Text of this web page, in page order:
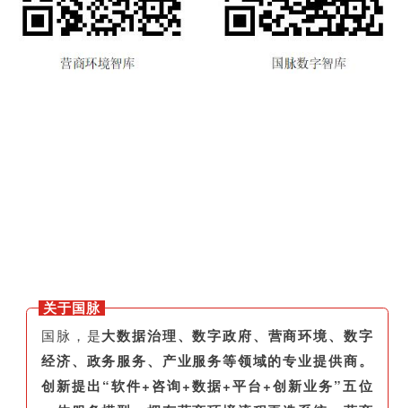
关于国脉
国脉，是大数据治理、数字政府、营商环境、数字
经济、政务服务、产业服务等领域的专业提供商。
创新提出“软件+咨询+数据+平台+创新业务”五位